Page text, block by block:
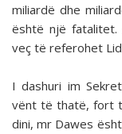
miliardë dhe
është një fatalitet.
veç të referohet
I dashuri im
vënt të thatë, fort
dini, mr Dawes